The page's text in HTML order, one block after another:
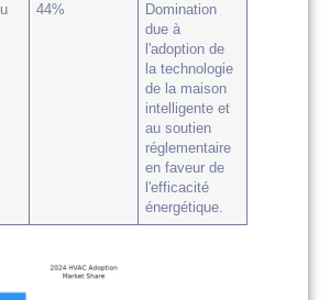
44%
Domination
due à
l'adoption de
la technologie
de la maison
intelligente et
au soutien
réglementaire
en faveur de
l'efficacité
énergétique.